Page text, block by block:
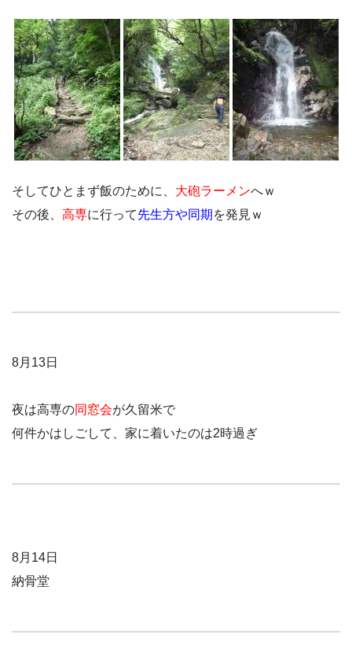
そしてひとまず飯のために、 大砲ラーメンへｗ
その後、 高専に行って先生方や同期 を発見ｗ
8月13日
夜は高専の同窓会が久留米で
何件かはしごして、家に着いたのは2時過ぎ
8月14日
納骨堂